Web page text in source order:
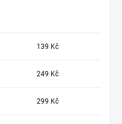
139 Kč
249 Kč
299 Kč